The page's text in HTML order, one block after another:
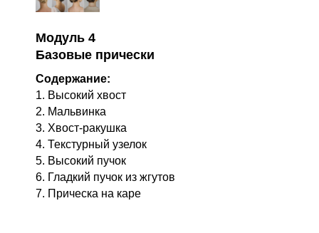
Модуль 4
Базовые прически
Содержание:
1. Высокий хвост
2. Мальвинка
3. Хвост-ракушка
4. Текстурный узелок
5. Высокий пучок
6. Гладкий пучок из жгутов
7. Прическа на каре